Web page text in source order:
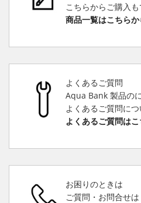
こちらからご購入も
商品一覧はこちらか
よくあるご質問
Aqua Bank 製品の
よくあるご質問につ
よくあるご質問は
お困りのときは
ご質問・お問合せ